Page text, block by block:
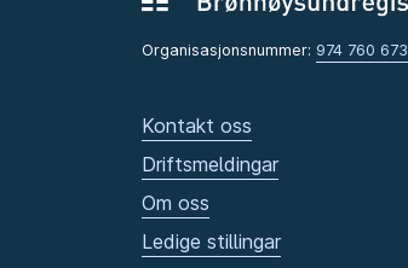
Organisasjonsnummer: 974 760 673
Kontakt oss
Driftsmeldingar
Om oss
Ledige stillingar